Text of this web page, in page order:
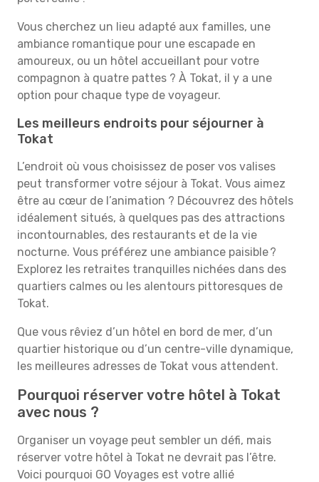
Vous cherchez un lieu adapté aux familles, une
ambiance romantique pour une escapade en
amoureux, ou un hôtel accueillant pour votre
compagnon à quatre pattes ? À Tokat, il y a une
option pour chaque type de voyageur.
Les meilleurs endroits pour séjourner à
Tokat
L’endroit où vous choisissez de poser vos valises
peut transformer votre séjour à Tokat. Vous aimez
être au cœur de l’animation ? Découvrez des hôtels
idéalement situés, à quelques pas des attractions
incontournables, des restaurants et de la vie
nocturne. Vous préférez une ambiance paisible ?
Explorez les retraites tranquilles nichées dans des
quartiers calmes ou les alentours pittoresques de
Tokat.
Que vous rêviez d’un hôtel en bord de mer, d’un
quartier historique ou d’un centre-ville dynamique,
les meilleures adresses de Tokat vous attendent.
Pourquoi réserver votre hôtel à Tokat
avec nous ?
Organiser un voyage peut sembler un défi, mais
réserver votre hôtel à Tokat ne devrait pas l’être.
Voici pourquoi GO Voyages est votre allié